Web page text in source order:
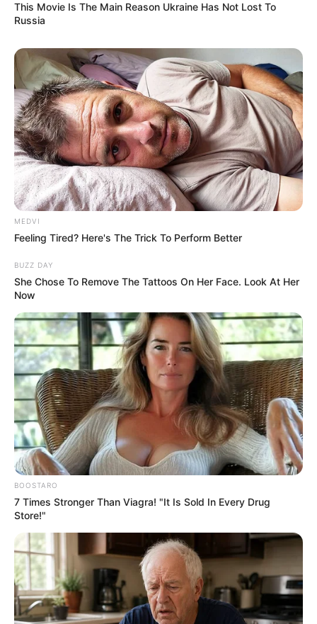
This Movie Is The Main Reason Ukraine Has Not Lost To
Russia
MEDVI
Feeling Tired? Here's The Trick To Perform Better
BUZZ DAY
She Chose To Remove The Tattoos On Her Face. Look At Her
Now
BOOSTARO
7 Times Stronger Than Viagra! "It Is Sold In Every Drug
Store!"